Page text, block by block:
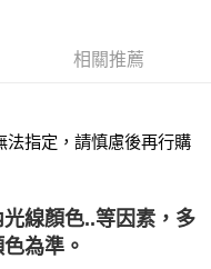
成結帳。
的連結，可透過四大超商／
但若您需要取消訂單，請聯絡
為有效，需透過AFTEE先享
相關推薦
指定，請慎慮後再行購
線顏色..等因素，多
為準。